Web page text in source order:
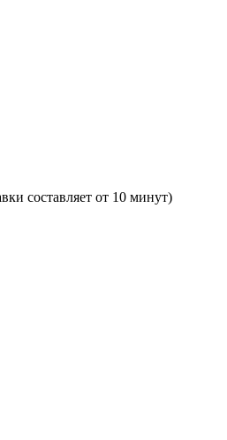
составляет от 10 минут)